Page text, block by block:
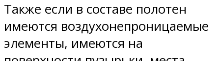
Также если в составе полотен
имеются воздухонепроницаемые
элементы, имеются на